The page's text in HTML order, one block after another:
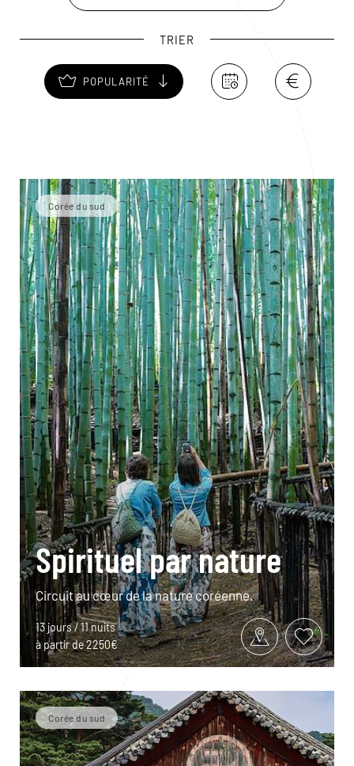
millénaires de Songgwangsa et de Seonamsa.
TRIER
POPULARITÉ
Corée du sud
Spirituel par nature
Circuit au cœur de la nature coréenne.
13 jours / 11 nuits
à partir de 2250€
Corée du sud